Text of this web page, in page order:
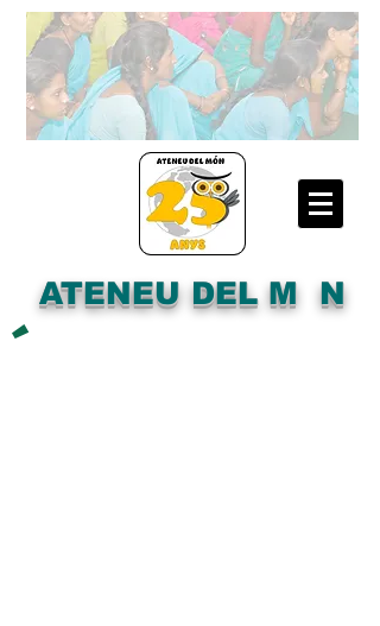
ATENEU DEL M N
´